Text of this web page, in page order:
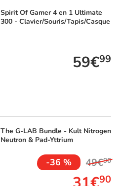
Spirit Of Gamer4 en 1 Ultimate
300 - Clavier/Souris/Tapis/Casque
59€99
The G-LAB Bundle - Kult Nitrogen
Neutron & Pad-Yttrium
-36 % 49€90
90